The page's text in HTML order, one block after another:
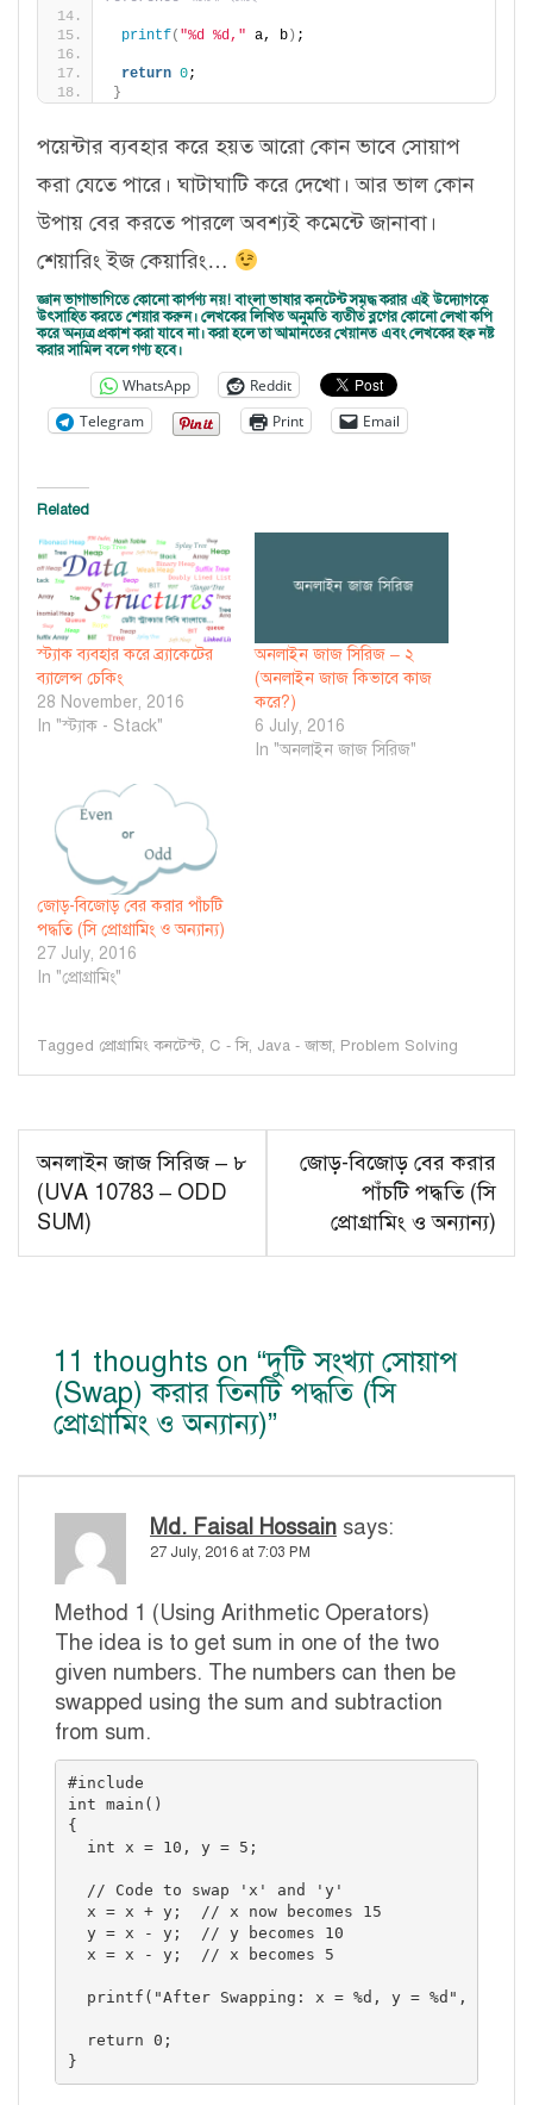
printf( "%d %d," a, b ) ;
return 0;
}
পয়েন্টার ব্যবহার করে হয়ত আরো কোন ভাবে সোয়াপ
করা যেতে পারে। ঘাটাঘাটি করে দেখো। আর ভাল কোন
উপায় বের করতে পারলে অবশ্যই কমেন্টে জানাবা।
শেয়ারিং ইজ কেয়ারিং…
জ্ঞান ভাগাভাগিতে কোনো কার্পণ্য নয়! বাংলা ভাষার কনটেন্ট সমৃদ্ধ করার এই উদ্যোগকে
উৎসাহিত করতে শেয়ার করুন। লেখকের লিখিত অনুমতি ব্যতীত ব্লগের কোনো লেখা কপি
করে অন্যত্র প্রকাশ করা যাবে না। করা হলে তা আমানতের খেয়ানত এবং লেখকের হক্ব নষ্ট
করার সামিল বলে গণ্য হবে।
WhatsApp
Reddit
Telegram
Print Email
Related
স্ট্যাক ব্যবহার করে ব্র্যাকেটের
ব্যালেন্স চেকিং
28 November, 2016
In "স্ট্যাক - Stack"
অনলাইন জাজ সিরিজ – ২
(অনলাইন জাজ কিভাবে কাজ
করে?)
6 July, 2016
In "অনলাইন জাজ সিরিজ"
জোড়-বিজোড় বের করার পাঁচটি
পদ্ধতি (সি প্রোগ্রামিং ও অন্যান্য)
27 July, 2016
In "প্রোগ্রামিং"
Tagged প্রোগ্রামিং কনটেস্ট, C - সি, Java - জাভা, Problem Solving
Post
navigation
অনলাইন জাজ সিরিজ – ৮
(UVA 10783 – ODD
SUM)
জোড়-বিজোড় বের করার
পাঁচটি পদ্ধতি (সি
প্রোগ্রামিং ও অন্যান্য)
11 thoughts on “দুটি সংখ্যা সোয়াপ
(Swap) করার তিনটি পদ্ধতি (সি
প্রোগ্রামিং ও অন্যান্য)”
Md. Faisal Hossain says:
27 July, 2016 at 7:03 PM
Method 1 (Using Arithmetic Operators)
The idea is to get sum in one of the two
given numbers. The numbers can then be
swapped using the sum and subtraction
from sum.
#include
int main()
{
  int x = 10, y = 5;
  // Code to swap 'x' and 'y'
  x = x + y;  // x now becomes 15
  y = x - y;  // y becomes 10
  x = x - y;  // x becomes 5
  printf("After Swapping: x = %d, y = %d", x, y);
  return 0;
}